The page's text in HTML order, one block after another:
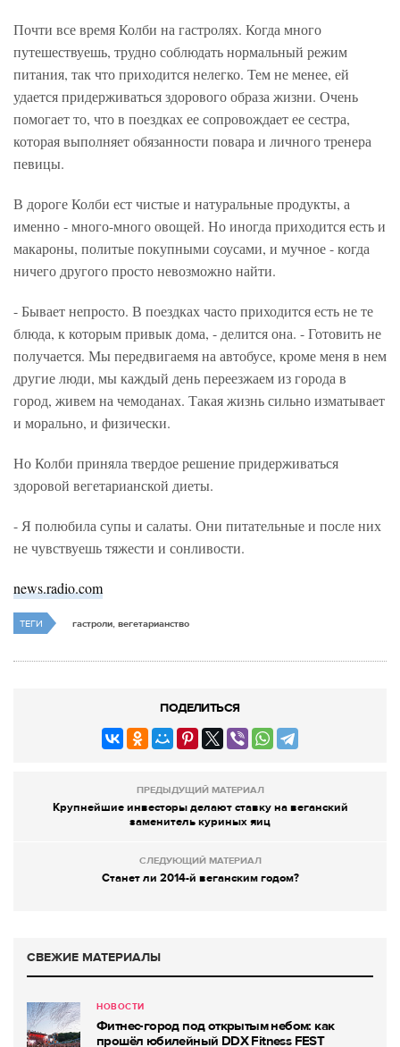
Почти все время Колби на гастролях. Когда много
путешествуешь, трудно соблюдать нормальный режим
питания, так что приходится нелегко. Тем не менее, ей
удается придерживаться здорового образа жизни. Очень
помогает то, что в поездках ее сопровождает ее сестра,
которая выполняет обязанности повара и личного тренера
певицы.
В дороге Колби ест чистые и натуральные продукты, а
именно - много-много овощей. Но иногда приходится есть и
макароны, политые покупными соусами, и мучное - когда
ничего другого просто невозможно найти.
- Бывает непросто. В поездках часто приходится есть не те
блюда, к которым привык дома, - делится она. - Готовить не
получается. Мы передвигаемя на автобусе, кроме меня в нем
другие люди, мы каждый день переезжаем из города в
город, живем на чемоданах. Такая жизнь сильно изматывает
и морально, и физически.
Но Колби приняла твердое решение придерживаться
здоровой вегетарианской диеты.
- Я полюбила супы и салаты. Они питательные и после них
не чувствуешь тяжести и сонливости.
news.radio.com
ТЕГИ гастроли, вегетарианство
ПОДЕЛИТЬСЯ
ПРЕДЫДУЩИЙ МАТЕРИАЛ
Крупнейшие инвесторы делают ставку на веганский
заменитель куриных яиц
СЛЕДУЮЩИЙ МАТЕРИАЛ
Станет ли 2014-й веганским годом?
СВЕЖИЕ МАТЕРИАЛЫ
НОВОСТИ
Фитнес-город под открытым небом: как
прошёл юбилейный DDX Fitness FEST